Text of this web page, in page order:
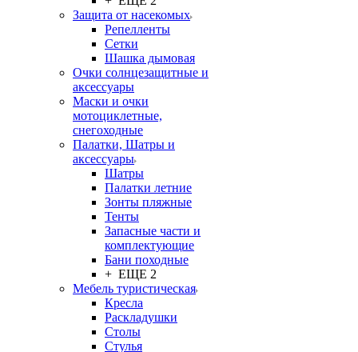
Защита от насекомых
Репелленты
Сетки
Шашка дымовая
Очки солнцезащитные и
аксессуары
Маски и очки
мотоциклетные,
снегоходные
Палатки, Шатры и
аксессуары
Шатры
Палатки летние
Зонты пляжные
Тенты
Запасные части и
комплектующие
Бани походные
+ ЕЩЕ 2
Мебель туристическая
Кресла
Раскладушки
Столы
Стулья